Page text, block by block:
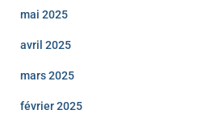
mai 2025
avril 2025
mars 2025
février 2025